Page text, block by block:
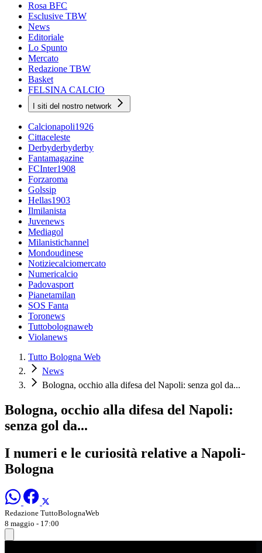
Rosa BFC
Esclusive TBW
News
Editoriale
Lo Spunto
Mercato
Redazione TBW
Basket
FELSINA CALCIO
I siti del nostro network
Calcionapoli1926
Cittaceleste
Derbyderbyderby
Fantamagazine
FCInter1908
Forzaroma
Golssip
Hellas1903
Ilmilanista
Juvenews
Mediagol
Milanistichannel
Mondoudinese
Notiziecalciomercato
Numericalcio
Padovasport
Pianetamilan
SOS Fanta
Toronews
Tuttobolognaweb
Violanews
Tutto Bologna Web
News
Bologna, occhio alla difesa del Napoli: senza gol da...
Bologna, occhio alla difesa del Napoli:
senza gol da...
I numeri e le curiosità relative a Napoli-
Bologna
Redazione TuttoBolognaWeb
8 maggio - 17:00